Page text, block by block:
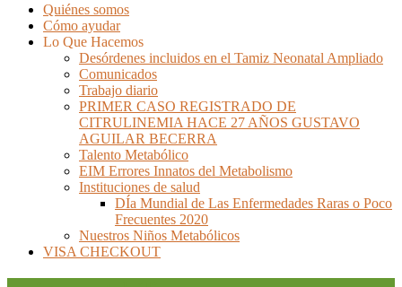
Quiénes somos
Cómo ayudar
Lo Que Hacemos
Desórdenes incluidos en el Tamiz Neonatal Ampliado
Comunicados
Trabajo diario
PRIMER CASO REGISTRADO DE
CITRULINEMIA HACE 27 AÑOS GUSTAVO
AGUILAR BECERRA
Talento Metabólico
EIM Errores Innatos del Metabolismo
Instituciones de salud
DÍa Mundial de Las Enfermedades Raras o Poco
Frecuentes 2020
Nuestros Niños Metabólicos
VISA CHECKOUT